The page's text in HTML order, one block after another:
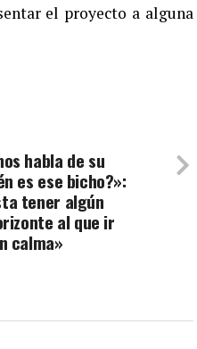
el proyecto a alguna
habla de su
es ese bicho?»:
tener algún
al que ir
calma»